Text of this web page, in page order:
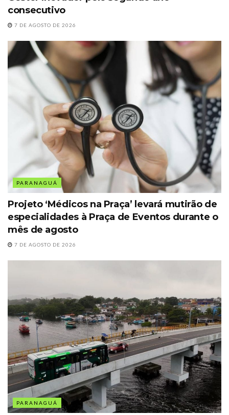
consecutivo
7 DE AGOSTO DE 2026
PARANAGUÁ
Projeto ‘Médicos na Praça’ levará mutirão de
especialidades à Praça de Eventos durante o
mês de agosto
7 DE AGOSTO DE 2026
PARANAGUÁ